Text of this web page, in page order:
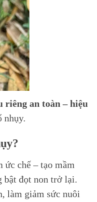
riêng an toàn – hiệu
nhụy.
ức chế – tạo mầm
bật đọt non trở lại.
làm giảm sức nuôi